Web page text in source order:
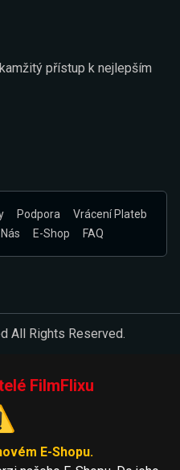
přístup k nejlepším
Podpora
Vrácení Plateb
E-Shop FAQ
All Rights Reserved.
FilmFlixu
E-Shopu.